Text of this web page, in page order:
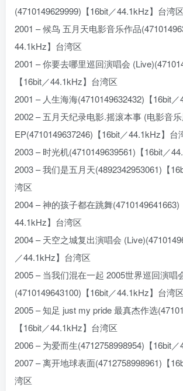
(4710149629999)【16bit／44.1kHz】台湾区
2001 – 候鸟 五月天电影音乐作品
44.1kHz】台湾区
2001 – 你要去哪里巡回演唱会
【16bit／44.1kHz】台湾区
2001 – 人生海海(4710149632432)【16bit
2002 – 五月天纪录电影.摇滚本事 (电影音
EP(4710149637246)【16bit／44.1kHz】台
2003 – 时光机(4710149639561)【16bit／
2003 – 我们是五月天(4892342953061)【
湾区
2004 – 神的孩子都在跳舞(4710149641663)
44.1kHz】台湾区
2004 – 天空之城复出演唱会
／44.1kHz】台湾区
2005 – 当我们混在一起 2005世界巡回演唱
(4710149643100)【16bit／44.1kHz】台湾区
2005 – 知足 just my pride 最真杰作选
【16bit／44.1kHz】台湾区
2006 – 为爱而生(4712758998954)【16bit
2007 – 离开地球表面(4712758998961)【
湾区